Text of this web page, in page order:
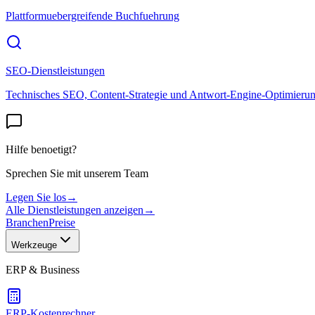
Plattformuebergreifende Buchfuehrung
SEO-Dienstleistungen
Technisches SEO, Content-Strategie und Antwort-Engine-
Hilfe benoetigt?
Sprechen Sie mit unserem Team
Legen Sie los→
Alle Dienstleistungen anzeigen →
BranchenPreise
Werkzeuge
ERP & Business